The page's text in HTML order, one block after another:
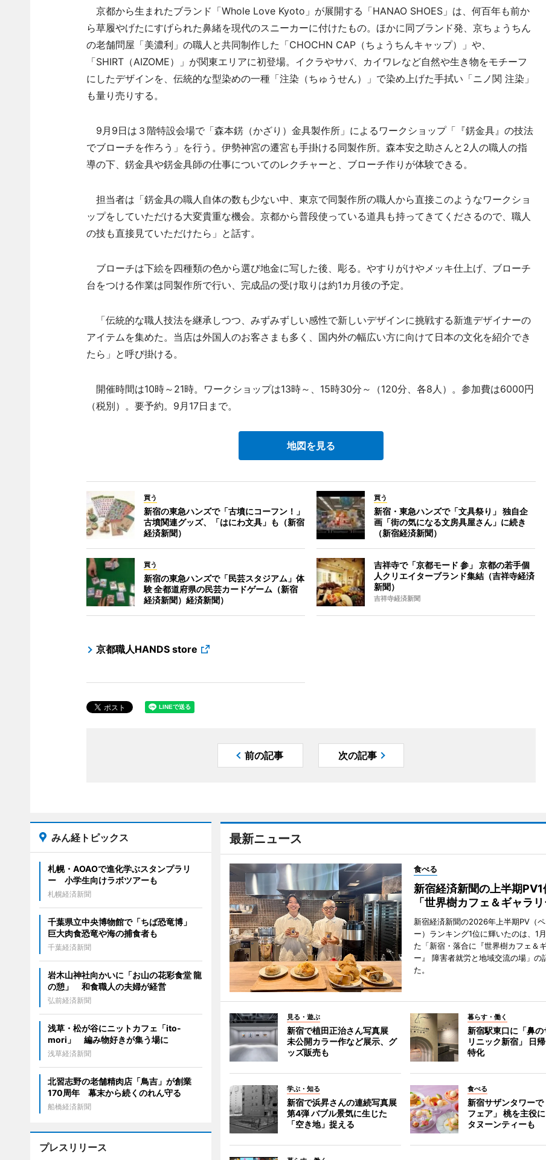
京都から生まれたブランド「Whole Love Kyoto」が展開する「HANAO SHOES」は、何百年も前か
ら草履やげたにすげられた鼻緒を現代のスニーカーに付けたもの。ほかに同ブランド発、京ちょうちん
の老舗問屋「美濃利」の職人と共同制作した「CHOCHN CAP（ちょうちんキャップ）」や、
「SHIRT（AIZOME）」が関東エリアに初登場。イクラやサバ、カイワレなど自然や生き物をモチーフ
にしたデザインを、伝統的な型染めの一種「注染（ちゅうせん）」で染め上げた手拭い「ニノ関 注染」
も量り売りする。
9月9日は３階特設会場で「森本錺（かざり）金具製作所」によるワークショップ「『錺金具』の技法
でブローチを作ろう」を行う。伊勢神宮の遷宮も手掛ける同製作所。森本安之助さんと2人の職人の指
導の下、錺金具や錺金具師の仕事についてのレクチャーと、ブローチ作りが体験できる。
担当者は「錺金具の職人自体の数も少ない中、東京で同製作所の職人から直接このようなワークショ
ップをしていただける大変貴重な機会。京都から普段使っている道具も持ってきてくださるので、職人
の技も直接見ていただけたら」と話す。
ブローチは下絵を四種類の色から選び地金に写した後、彫る。やすりがけやメッキ仕上げ、ブローチ
台をつける作業は同製作所で行い、完成品の受け取りは約1カ月後の予定。
「伝統的な職人技法を継承しつつ、みずみずしい感性で新しいデザインに挑戦する新進デザイナーの
アイテムを集めた。当店は外国人のお客さまも多く、国内外の幅広い方に向けて日本の文化を紹介でき
たら」と呼び掛ける。
開催時間は10時～21時。ワークショップは13時～、15時30分～（120分、各8人）。参加費は6000円
（税別）。要予約。9月17日まで。
地図を見る
買う
新宿の東急ハンズで「古墳にコーフン！」
古墳関連グッズ、「はにわ文具」も（新宿
経済新聞）
買う
新宿・東急ハンズで「文具祭り」 独自企
画「街の気になる文房具屋さん」に続き
（新宿経済新聞）
買う
新宿の東急ハンズで「民芸スタジアム」体
験 全都道府県の民芸カードゲーム（新宿
経済新聞）経済新聞）
吉祥寺で「京都モード 参」 京都の若手個
人クリエイターブランド集結（吉祥寺経済
新聞）
吉祥寺経済新聞
京都職人HANDS store
前の記事 次の記事
最新ニュース
食べる
新宿経済新聞の上半期PV1
「世界樹カフェ＆ギャラリ
新宿経済新聞の2026年上半期PV（ペ
ー）ランキング1位に輝いたのは、1
た「新宿・落合に『世界樹カフェ＆
ー』 障害者就労と地域交流の場」の
た。
見る・遊ぶ
新宿で植田正治さん写真展
未公開カラー作など展示、グ
ッズ販売も
暮らす・働く
新宿駅東口に「鼻の
リニック新宿」 日
特化
学ぶ・知る
新宿で浜昇さんの連続写真展
第4弾 バブル景気に生じた
「空き地」捉える
食べる
新宿サザンタワー
フェア」 桃を主役
タヌーンティーも
みん経トピックス
札幌・AOAOで進化学ぶスタンプラリ
ー 小学生向けラボツアーも
札幌経済新聞
千葉県立中央博物館で「ちば恐竜博」
巨大肉食恐竜や海の捕食者も
千葉経済新聞
岩木山神社向かいに「お山の花彩食堂 龍
の憩」 和食職人の夫婦が経営
弘前経済新聞
浅草・松が谷にニットカフェ「ito-
mori」 編み物好きが集う場に
浅草経済新聞
北習志野の老舗精肉店「鳥吉」が創業
170周年 幕末から続くのれん守る
船橋経済新聞
プレスリリース